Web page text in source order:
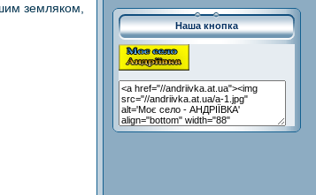
земляком,
Наша кнопка